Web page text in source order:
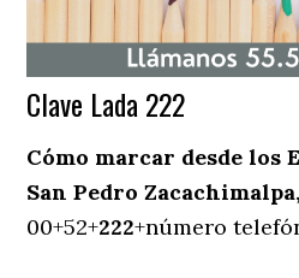
Clave Lada 222
Cómo marcar desde los
San Pedro
00+52+222+número